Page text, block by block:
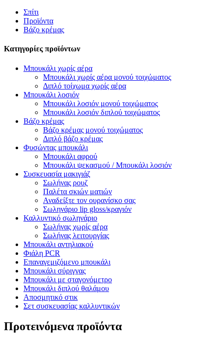
Σπίτι
Προϊόντα
Βάζο κρέμας
Κατηγορίες προϊόντων
Μπουκάλι χωρίς αέρα
Μπουκάλι χωρίς αέρα μονού τοιχώματος
Διπλό τοίχωμα χωρίς αέρα
Μπουκάλι λοσιόν
Μπουκάλι λοσιόν μονού τοιχώματος
Μπουκάλι λοσιόν διπλού τοιχώματος
Βάζο κρέμας
Βάζο κρέμας μονού τοιχώματος
Διπλό βάζο κρέμας
Φυσώντας μπουκάλι
Μπουκάλι αφρού
Μπουκάλι ψεκασμού / Μπουκάλι λοσιόν
Συσκευασία μακιγιάζ
Σωλήνας ρουζ
Παλέτα σκιών ματιών
Αναδείξτε τον ουρανίσκο σας
Σωληνάριο lip gloss/κραγιόν
Καλλυντικό σωληνάριο
Σωλήνας χωρίς αέρα
Σωλήνας λειτουργίας
Μπουκάλι αντηλιακού
Φιάλη PCR
Επαναγεμιζόμενο μπουκάλι
Μπουκάλι σύριγγας
Μπουκάλι με σταγονόμετρο
Μπουκάλι διπλού θαλάμου
Αποσμητικό στικ
Σετ συσκευασίας καλλυντικών
Προτεινόμενα προϊόντα